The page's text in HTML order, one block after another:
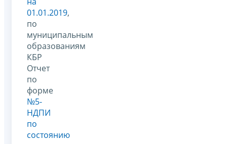
01.01.2019,
по
муниципальным
образованиям
КБР
Отчет
по
форме
№5-
НДПИ
по
состоянию